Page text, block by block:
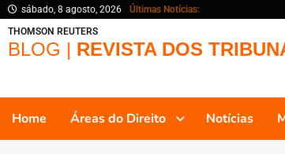
sábado, 8 agosto, 2026
Últimas Notícias:
THOMSON REUTERS
BLOG | REVISTA DOS
Home Áreas do Direito Notícias